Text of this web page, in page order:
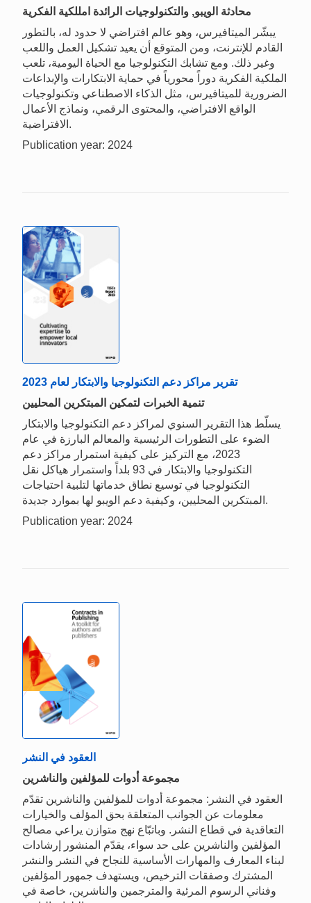
محادثة الويبو, والتكنولوجيات الرائدة امللكية الفكرية
يبشّر الميتافيرس، وهو عالم افتراضي لا حدود له، بالتطور
القادم للإنترنت، ومن المتوقع أن يعيد تشكيل العمل واللعب
وغير ذلك. ومع تشابك التكنولوجيا مع الحياة اليومية، تلعب
الملكية الفكرية دوراً محورياً في حماية الابتكارات والإبداعات
الضرورية للميتافيرس، مثل الذكاء الاصطناعي وتكنولوجيات
الواقع الافتراضي، والمحتوى الرقمي، ونماذج الأعمال
الافتراضية.
Publication year: 2024
تقرير مراكز دعم التكنولوجيا والابتكار لعام 2023
تنمية الخبرات لتمكين المبتكرين المحليين
يسلّط هذا التقرير السنوي لمراكز دعم التكنولوجيا والابتكار
الضوء على التطورات الرئيسية والمعالم البارزة في عام
2023، مع التركيز على كيفية استمرار مراكز دعم
التكنولوجيا والابتكار في 93 بلداً واستمرار هياكل نقل
التكنولوجيا في توسيع نطاق خدماتها لتلبية احتياجات
المبتكرين المحليين، وكيفية دعم الويبو لها بموارد جديدة.
Publication year: 2024
العقود في النشر
مجموعة أدوات للمؤلفين والناشرين
العقود في النشر: مجموعة أدوات للمؤلفين والناشرين تقدّم
معلومات عن الجوانب المتعلقة بحق المؤلف والخيارات
التعاقدية في قطاع النشر. وباتبّاع نهج متوازن يراعي مصالح
المؤلفين والناشرين على حد سواء، يقدّم المنشور إرشادات
لبناء المعارف والمهارات الأساسية للنجاح في النشر والنشر
المشترك وصفقات الترخيص، ويستهدف جمهور المؤلفين
وفناني الرسوم المرئية والمترجمين والناشرين، خاصة في